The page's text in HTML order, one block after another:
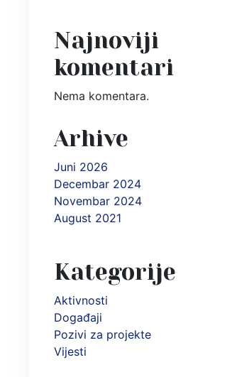
Najnoviji
komentari
Nema komentara.
Arhive
Juni 2026
Decembar 2024
Novembar 2024
August 2021
Kategorije
Aktivnosti
Događaji
Pozivi za projekte
Vijesti